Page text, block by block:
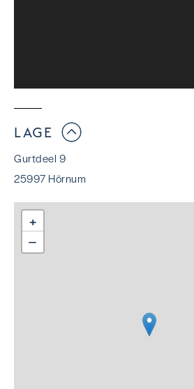
LAGE
Gurtdeel 9
25997 Hörnum
+
−